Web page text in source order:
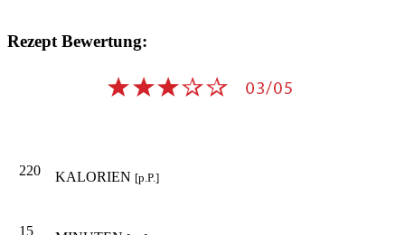
Rezept Bewertung:
220 KALORIEN [p.P.]
15